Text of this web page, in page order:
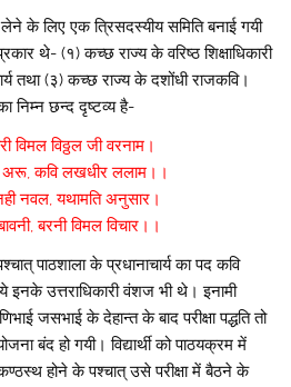
लेने के लिए एक त्रिसदस्यीय समिति बनाई गयी
थे- (१) कच्छ राज्य के वरिष्ठ शिक्षाधिकारी
तथा (३) कच्छ राज्य के दशोंधी राजकवि।
निम्न छन्द दृष्टव्य है-
विमल विठ्ठल जी वरनाम।
कवि लखधीर ललाम।।
नवल, यथामति अनुसार।
बरनी विमल विचार।।
पाठशाला के प्रधानाचार्य का पद कवि
इनके उत्तराधिकारी वंशज भी थे। इनामी
जसभाई के देहान्त के बाद परीक्षा पद्धति तो
बंद हो गयी। विद्यार्थी को पाठयक्रम में
होने के पश्चात् उसे परीक्षा में बैठने के